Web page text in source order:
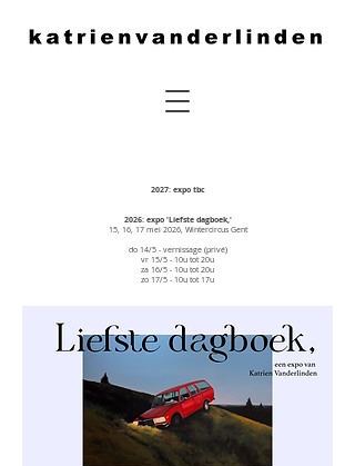
2027: expo tbc
2026: expo 'Liefste dagboek,'
15, 16, 17 mei 2026, Wintercircus Gent
do 14/5 - vernissage (privé)
vr 15/5 - 10u tot 20u
za 16/5 - 10u tot 20u
zo 17/5 - 10u tot 17u